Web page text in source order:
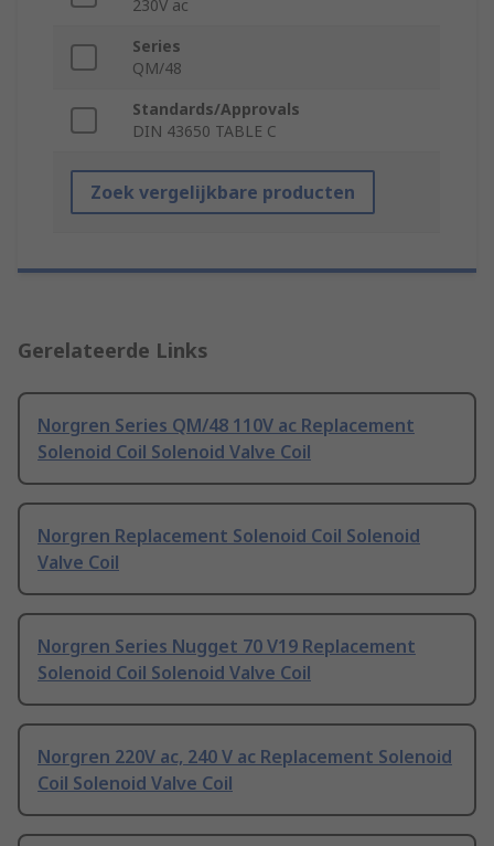
230V ac
Series
QM/48
Standards/Approvals
DIN 43650 TABLE C
Zoek vergelijkbare producten
Gerelateerde Links
Norgren Series QM/48 110V ac Replacement
Solenoid Coil Solenoid Valve Coil
Norgren Replacement Solenoid Coil Solenoid
Valve Coil
Norgren Series Nugget 70 V19 Replacement
Solenoid Coil Solenoid Valve Coil
Norgren 220V ac, 240 V ac Replacement Solenoid
Coil Solenoid Valve Coil